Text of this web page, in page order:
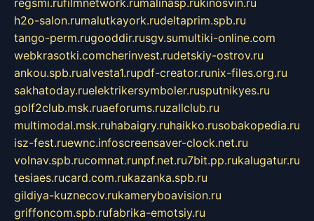
regsmi.rufilmnetwork.rumalinasp.rukinosvin.ru
h2o-salon.rumalutkayork.rudeltaprim.spb.ru
tango-perm.rugooddir.rusgv.sumultiki-online.com
webkrasotki.comcherinvest.rudetskiy-ostrov.ru
ankou.spb.rualvesta1.rupdf-creator.runix-files.org.ru
sakhatoday.ruelektrikersymboler.rusputnikyes.ru
golf2club.msk.ruaeforums.ruzallclub.ru
multimodal.msk.ruhabaigry.ruhaikko.rusobakopedia.ru
isz-fest.ruewnc.infoscreensaver-clock.net.ru
volnav.spb.rucomnat.runpf.net.ru7bit.pp.rukalugatur.ru
tesiaes.rucard.com.rukazanka.spb.ru
gildiya-kuznecov.rukameryboavision.ru
griffoncom.spb.rufabrika-emotsiy.ru